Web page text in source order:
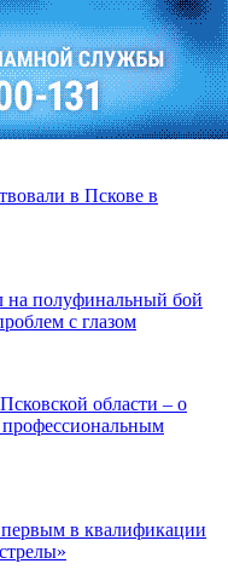
в Пскове в
на полуфинальный бой
с глазом
области – о
профессиональным
в квалификации